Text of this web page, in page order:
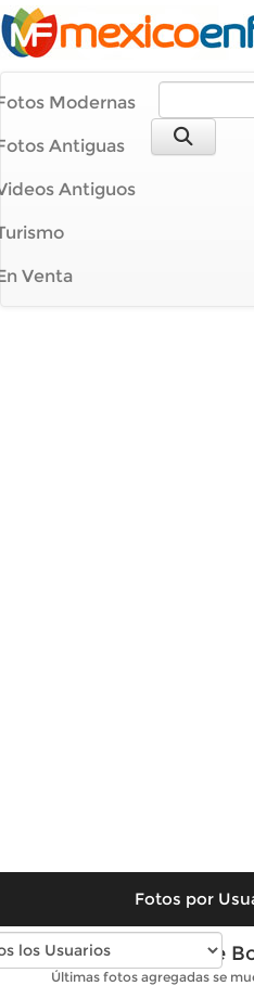
Modernas
Antiguas
Antiguos
Venta
Fotos por
Fotos modernas de
Últimas fotos agregadas se